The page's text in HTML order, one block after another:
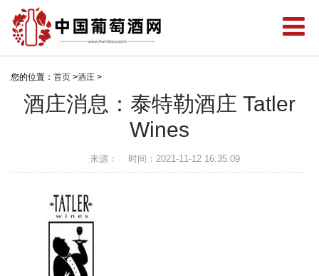
您的位置： 首页 >酒庄 >
酒庄消息：泰特勒酒庄 Tatler
Wines
来源： 时间：2021-11-12 16:35:09